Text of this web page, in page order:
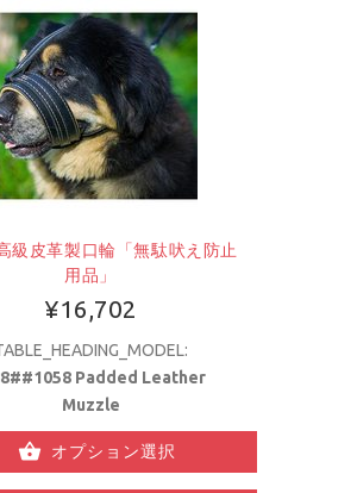
級皮革製口輪「無駄吠え防止
用品」
¥16,702
Padded Leather
Muzzle
オプション選択